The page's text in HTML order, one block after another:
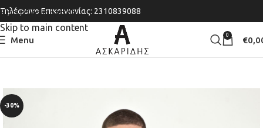
Skip to navigation
Skip to main content
Τηλέφωνο Επικοινωνίας: 2310839088
Menu 0 €
-30%